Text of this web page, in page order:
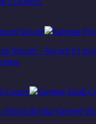
Serum – Serum trị
lãi hóa Yanhee